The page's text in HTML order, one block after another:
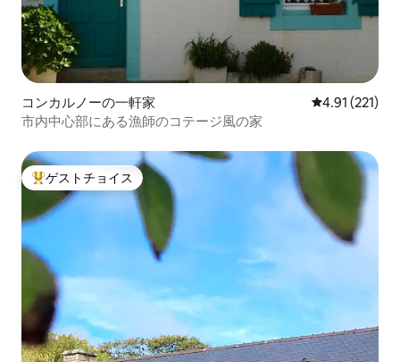
コンカルノーの一軒家 レビュー221
4.91 (221)
市内中心部にある漁師のコテージ風の家
大好評のゲストチョイスです。
ゲストチョイス